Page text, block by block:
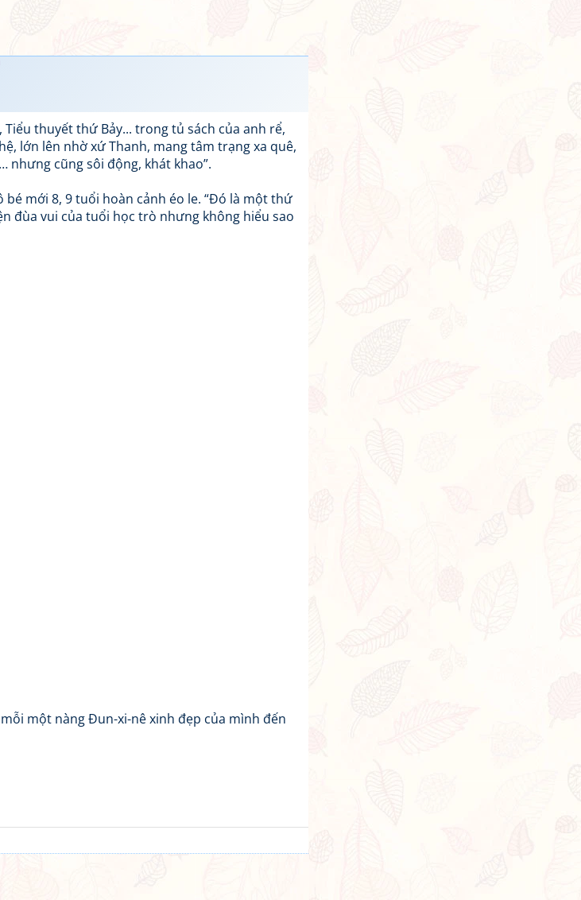
thuyết thứ Bảy... trong tủ sách của anh rể,
lớn lên nhờ xứ Thanh, mang tâm trạng xa quê,
nhưng cũng sôi động, khát khao”.
mới 8, 9 tuổi hoàn cảnh éo le. “Đó là một thứ
đùa vui của tuổi học trò nhưng không hiểu sao
một nàng Đun-xi-nê xinh đẹp của mình đến